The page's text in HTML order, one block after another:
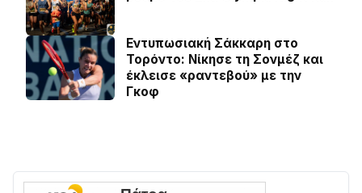
Εντυπωσιακή Σάκκαρη στο
Τορόντο: Νίκησε τη Σονμέζ και
έκλεισε «ραντεβού» με την
Γκοφ